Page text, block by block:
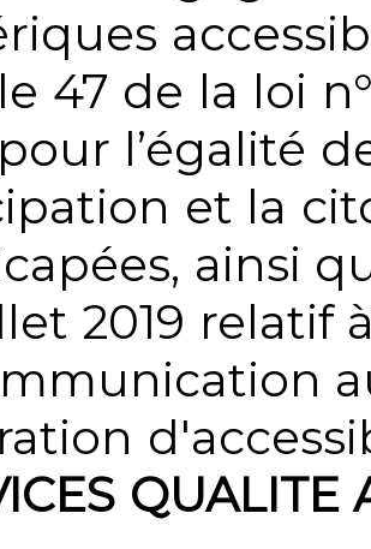
47 de la loi
l’égalité
et la
ainsi
2019 relatif
QUALITE